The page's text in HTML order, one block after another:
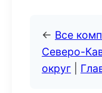
← Все
Северо-
округ